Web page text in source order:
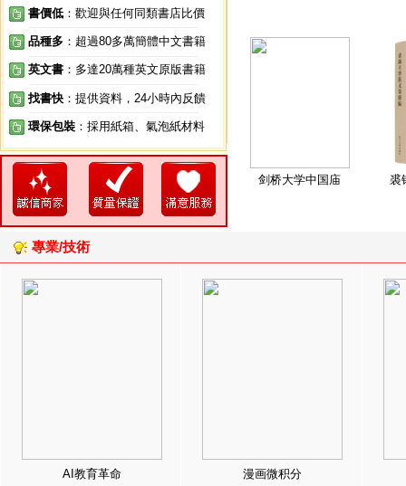
書價低 ：歡迎與任何同類書店比價
品種多 ：超過80多萬簡體中文書籍
英文書 ：多達20萬種英文原版書籍
找書快 ：提供資料，24小時內反饋
環保包裝 ：採用紙箱、氣泡紙材料
剑桥大学中国庙 裘
專業/技術
AI教育革命 漫画微积分